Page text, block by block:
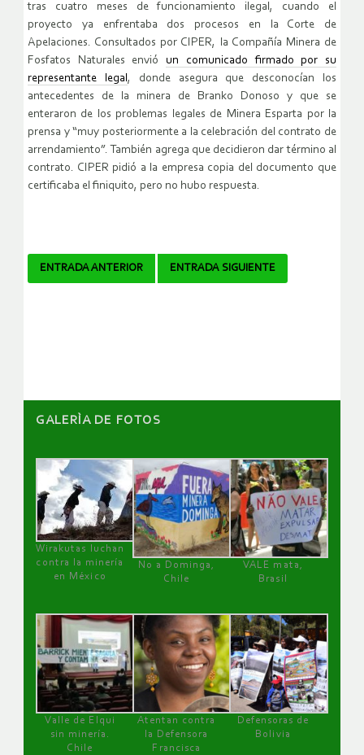
tras cuatro meses de funcionamiento ilegal, cuando el
proyecto ya enfrentaba dos procesos en la Corte de
Apelaciones. Consultados por CIPER, la Compañía Minera de
Fosfatos Naturales envió un comunicado firmado por su
representante legal, donde asegura que desconocían los
antecedentes de la minera de Branko Donoso y que se
enteraron de los problemas legales de Minera Esparta por la
prensa y “muy posteriormente a la celebración del contrato de
arrendamiento”. También agrega que decidieron dar término al
contrato. CIPER pidió a la empresa copia del documento que
certificaba el finiquito, pero no hubo respuesta.
Navegador
ENTRADA ANTERIOR ENTRADA SIGUIENTE
GALERÌA DE FOTOS
Wirakutas luchan
contra la minería
en México
No a Dominga,
Chile
VALE mata,
Brasil
Valle de Elqui
sin minería.
Chile
Atentan contra
la Defensora
Francisca
Defensoras de
Bolivia